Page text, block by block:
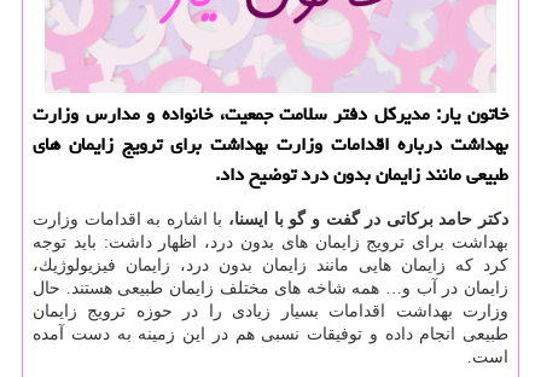
خاتون یار: مدیركل دفتر سلامت جمعیت، خانواده و مدارس وزارت
بهداشت درباره اقدامات وزارت بهداشت برای ترویج زایمان های
طبیعی مانند زایمان بدون درد توضیح داد.
دكتر حامد بركاتی در گفت و گو با ایسنا، با اشاره به اقدامات وزارت
بهداشت برای ترویج زایمان های بدون درد، اظهار داشت: باید توجه
كرد كه زایمان هایی مانند زایمان بدون درد، زایمان فیزیولوژیك،
زایمان در آب و… همه شاخه های مختلف زایمان طبیعی هستند. حال
وزارت بهداشت اقدامات بسیار زیادی را در حوزه ترویج زایمان
طبیعی انجام داده و توفیقات نسبی هم در این زمینه به دست آمده
است.